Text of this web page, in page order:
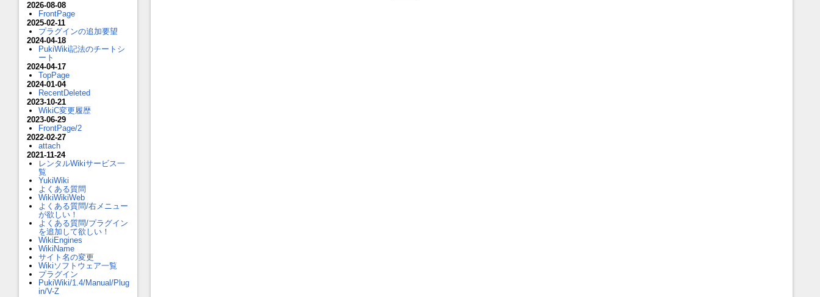
2026-08-08
FrontPage
2025-02-11
プラグインの追加要望
2024-04-18
PukiWiki記法のチートシ
ート
2024-04-17
TopPage
2024-01-04
RecentDeleted
2023-10-21
WikiC変更履歴
2023-06-29
FrontPage/2
2022-02-27
attach
2021-11-24
レンタルWikiサービス一
覧
YukiWiki
よくある質問
WikiWikiWeb
よくある質問/右メニュー
が欲しい！
よくある質問/プラグイン
を追加して欲しい！
WikiEngines
WikiName
サイト名の変更
Wikiソフトウェア一覧
プラグイン
PukiWiki/1.4/Manual/Plug
in/V-Z